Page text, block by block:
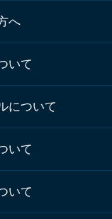
へ
いて
について
いて
いて